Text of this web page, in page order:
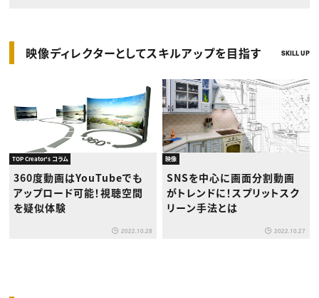
映像ディレクターとしてスキルアップを目指す SKILL UP
TOP Creator's コラム
360度動画はYouTubeでも
アップロード可能！視聴空間
を疑似体験
2022.10.28
映像
SNSを中心に画面分割動画
がトレンドに！スプリットスク
リーン手法とは
2022.10.27